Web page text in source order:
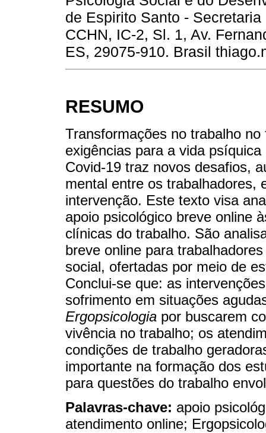
de Espirito Santo -
CCHN, IC-2, Sl. 1, Av.
ES, 29075-910. Brasil
RESUMO
Transformações no trabalho
exigências para a vida
Covid-19 traz novos desafios,
mental entre os trabalhadores,
intervenção. Este texto visa
apoio psicológico breve online
clínicas do trabalho. São
breve online para
social, ofertadas por meio de
Conclui-se que: as
sofrimento em situações
Ergopsicologia por buscarem
vivência no trabalho; os
condições de trabalho
importante na formação dos
para questões do trabalho
Palavras-chave: apoio
atendimento online;